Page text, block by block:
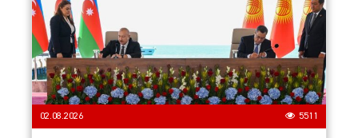
02.08.2026 5511